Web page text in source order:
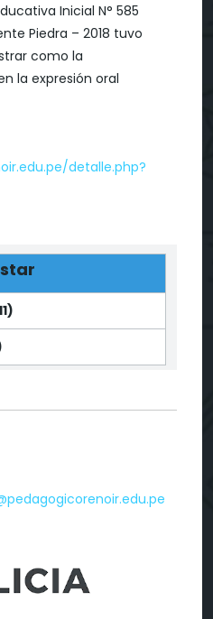
Inicial N° 585
Piedra – 2018 tuvo
como la
la expresión oral
detalle.php?